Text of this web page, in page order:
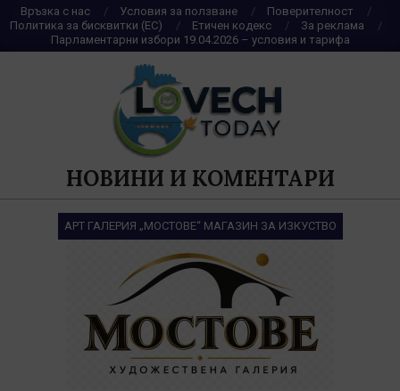
Skip
to
content
Връзка с нас Условия за ползване
Поверителност
Политика за бисквитки (ЕС)
Етичен кодекс
За реклама
Парламентарни избори 19.04.2026 – условия и тарифа
НОВИНИ И КОМЕНТАРИ
АРТ ГАЛЕРИЯ „МОСТОВЕ“ МАГАЗИН ЗА ИЗКУСТВО